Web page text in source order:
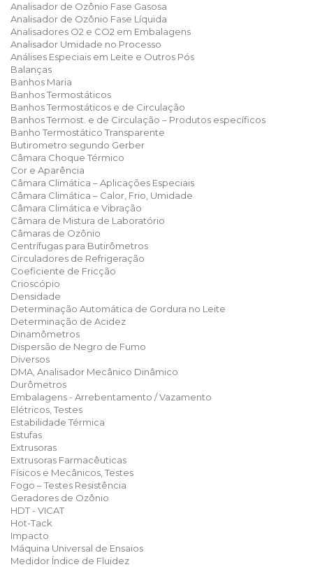
Analisador de Ozônio Fase Gasosa
Analisador de Ozônio Fase Líquida
Analisadores O2 e CO2 em Embalagens
Analisador Umidade no Processo
Análises Especiais em Leite e Outros Pós
Balanças
Banhos Maria
Banhos Termostáticos
Banhos Termostáticos e de Circulação
Banhos Termost. e de Circulação – Produtos específicos
Banho Termostático Transparente
Butirometro segundo Gerber
Câmara Choque Térmico
Cor e Aparência
Câmara Climática – Aplicações Especiais
Câmara Climática – Calor, Frio, Umidade
Câmara Climática e Vibração
Câmara de Mistura de Laboratório
Câmaras de Ozônio
Centrífugas para Butirômetros
Circuladores de Refrigeração
Coeficiente de Fricção
Crioscópio
Densidade
Determinação Automática de Gordura no Leite
Determinação de Acidez
Dinamômetros
Dispersão de Negro de Fumo
Diversos
DMA, Analisador Mecânico Dinâmico
Durômetros
Embalagens - Arrebentamento / Vazamento
Elétricos, Testes
Estabilidade Térmica
Estufas
Extrusoras
Extrusoras Farmacêuticas
Físicos e Mecânicos, Testes
Fogo – Testes Resistência
Geradores de Ozônio
HDT - VICAT
Hot-Tack
Impacto
Máquina Universal de Ensaios
Medidor Índice de Fluidez